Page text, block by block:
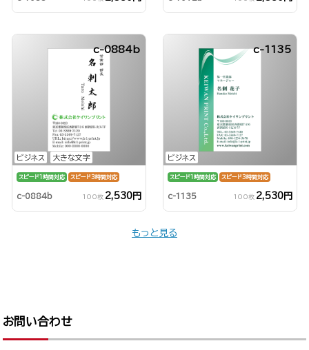
ビジネス 大きな文字
c-0884b
スピード1時間対応 スピード3時間対応
c-0884b 100枚 2,530円
ビジネス
c-1135
スピード1時間対応 スピード3時間対応
c-1135 100枚 2,530円
もっと見る
お問い合わせ